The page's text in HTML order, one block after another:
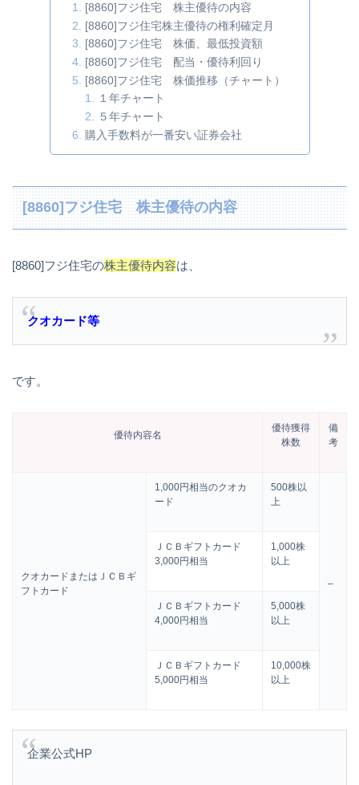
[8860]フジ住宅 株主優待の内容
[8860]フジ住宅株主優待の権利確定月
[8860]フジ住宅 株価、最低投資額
[8860]フジ住宅 配当・優待利回り
[8860]フジ住宅 株価推移（チャート）
１年チャート
５年チャート
購入手数料が一番安い証券会社
[8860]フジ住宅 株主優待の内容
[8860]フジ住宅の株主優待内容は、
クオカード等
です。
優待内容名
優待獲得
株数
備
考
クオカードまたはＪＣＢギ
フトカード
1,000円相当のクオカ
ード
500株以
上
–
ＪＣＢギフトカード
3,000円相当
1,000株
以上
ＪＣＢギフトカード
4,000円相当
5,000株
以上
ＪＣＢギフトカード
5,000円相当
10,000株
以上
企業公式HP